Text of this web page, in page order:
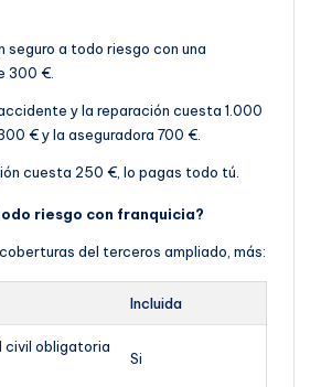
seguro a todo riesgo con una
300 €.
y la reparación cuesta 1.000
€ y la aseguradora 700 €.
cuesta 250 €, lo pagas todo tú.
riesgo con franquicia?
del terceros ampliado, más:
Incluida
civil obligatoria
Si